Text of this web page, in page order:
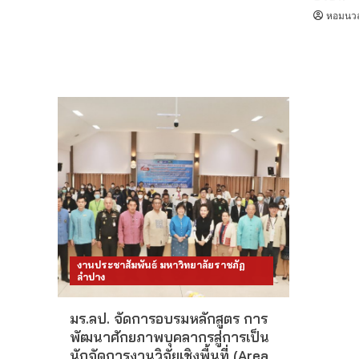
หอมนว
งานประชาสัมพันธ์ มหาวิทยาลัยราชภัฏ
ลำปาง
มร.ลป. จัดการอบรมหลักสูตร การ
พัฒนาศักยภาพบุคลากรสู่การเป็น
นักจัดการงานวิจัยเชิงพื้นที่ (Area